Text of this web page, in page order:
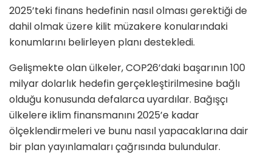
2025’teki finans hedefinin nasıl olması gerektiği de
dahil olmak üzere kilit müzakere konularındaki
konumlarını belirleyen planı destekledi.
Gelişmekte olan ülkeler, COP26’daki başarının 100
milyar dolarlık hedefin gerçekleştirilmesine bağlı
olduğu konusunda defalarca uyardılar. Bağışçı
ülkelere iklim finansmanını 2025’e kadar
ölçeklendirmeleri ve bunu nasıl yapacaklarına dair
bir plan yayınlamaları çağrısında bulundular.